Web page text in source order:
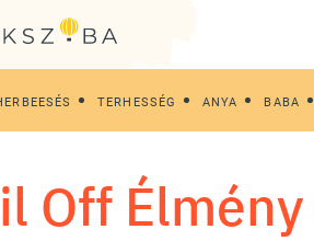
TERHESSÉG ANYA BABA
Off